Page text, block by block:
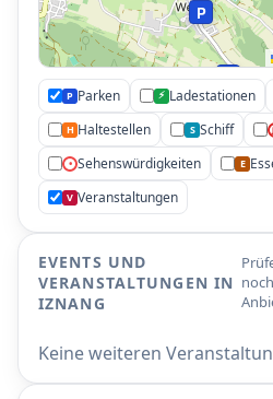
P
P
P Parken ⚡ Ladestationen
H Haltestellen S Schiff
• Sehenswürdigkeiten E
V Veranstaltungen
EVENTS UND
VERANSTALTUNGEN IN
IZNANG
Keine weiteren